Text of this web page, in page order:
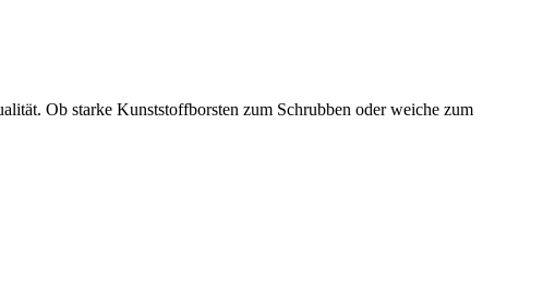
Ob starke Kunststoffborsten zum Schrubben oder weiche zum